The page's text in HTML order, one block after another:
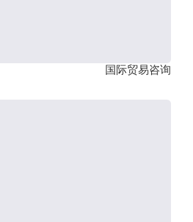
国际贸易咨询